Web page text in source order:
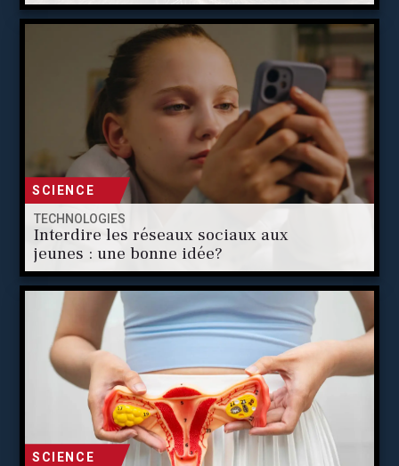
SCIENCE
TECHNOLOGIES
Interdire les réseaux sociaux aux
jeunes : une bonne idée?
SCIENCE